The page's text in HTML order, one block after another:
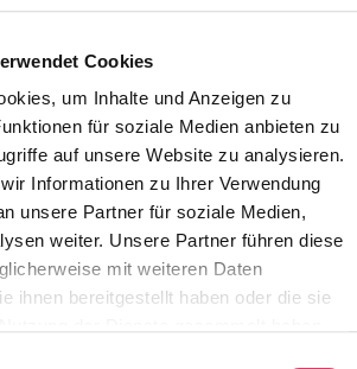
Cookies
um Inhalte und Anzeigen zu
für soziale Medien anbieten zu
auf unsere Website zu analysieren.
Informationen zu Ihrer Verwendung
unsere Partner für soziale Medien,
weiter. Unsere Partner führen diese
mit weiteren Daten
ihnen bereitgestellt haben oder die sie